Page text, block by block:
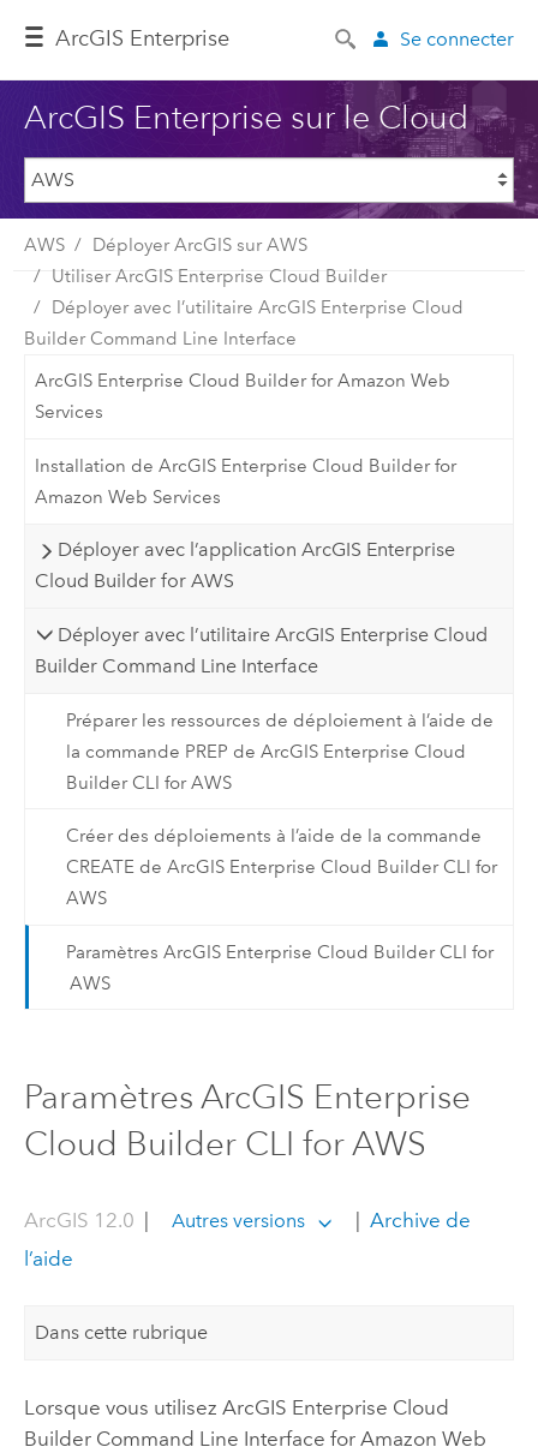
ArcGIS Enterprise Se connecter
ArcGIS Enterprise sur le Cloud
AWS
Déployer ArcGIS sur AWS
Utiliser ArcGIS Enterprise Cloud Builder
Déployer avec l’utilitaire ArcGIS Enterprise Cloud
Builder Command Line Interface
ArcGIS Enterprise Cloud Builder for Amazon Web
Services
Installation de ArcGIS Enterprise Cloud Builder for
Amazon Web Services
Déployer avec l’application ArcGIS Enterprise
Cloud Builder for AWS
Déployer avec l’utilitaire ArcGIS Enterprise Cloud
Builder Command Line Interface
Préparer les ressources de déploiement à l’aide de
la commande PREP de ArcGIS Enterprise Cloud
Builder CLI for AWS
Créer des déploiements à l’aide de la commande
CREATE de ArcGIS Enterprise Cloud Builder CLI for
AWS
Paramètres ArcGIS Enterprise Cloud Builder CLI for
AWS
Paramètres ArcGIS Enterprise
Cloud Builder CLI for AWS
ArcGIS 12.0 | Autres versions | Archive de
l’aide
Dans cette rubrique
Lorsque vous utilisez ArcGIS Enterprise Cloud
Builder Command Line Interface for Amazon Web